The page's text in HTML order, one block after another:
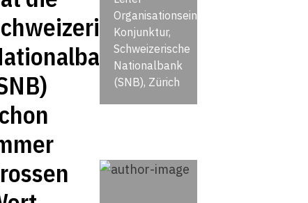
Organisationseinheit
Konjunktur,
Schweizerische
Nationalbank
(SNB), Zürich